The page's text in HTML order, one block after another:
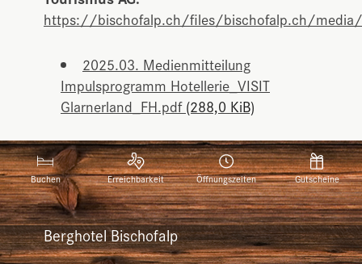
https://bischofalp.ch/files/bischofalp.ch/media/
2025.03. Medienmitteilung
Impulsprogramm Hotellerie_VISIT
Glarnerland_FH.pdf(288,0 KiB)
Buchen Erreichbarkeit Öffnungszeiten Gutscheine
Berghotel Bischofalp